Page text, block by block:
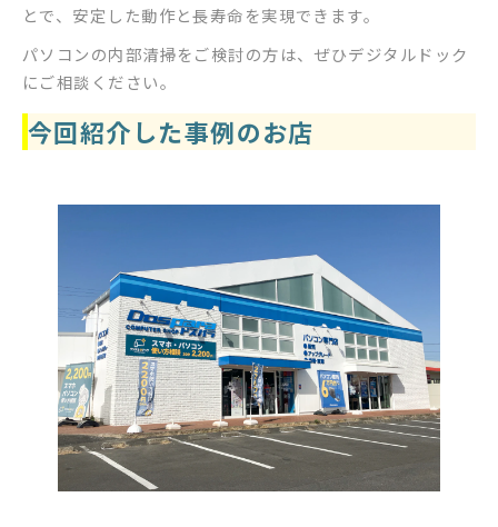
とで、安定した動作と長寿命を実現できます。
パソコンの内部清掃をご検討の方は、ぜひデジタルドック
にご相談ください。
今回紹介した事例のお店